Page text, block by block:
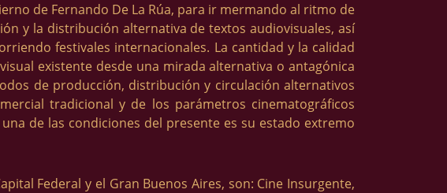
de Fernando De La Rúa, para ir mermando al ritmo de
y la distribución alternativa de textos audiovisuales, así
festivales internacionales. La cantidad y la calidad
existente desde una mirada alternativa o antagónica
de producción, distribución y circulación alternativos
tradicional y de los parámetros cinematográficos
de las condiciones del presente es su estado extremo
Federal y el Gran Buenos Aires, son: Cine Insurgente,